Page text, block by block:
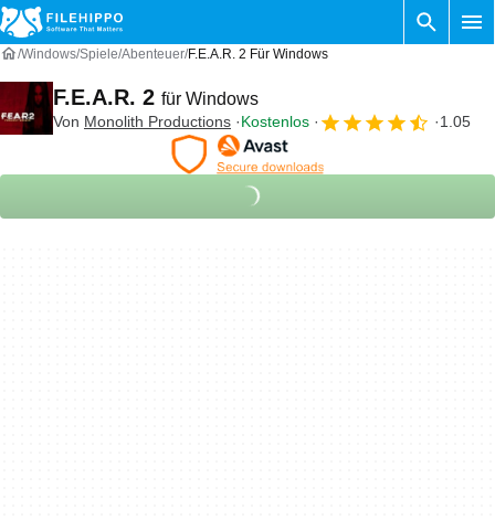
Windows Spiele Abenteuer F.E.A.R. 2 Für Windows
F.E.A.R. 2 für Windows
Von Monolith Productions Kostenlos 1.05